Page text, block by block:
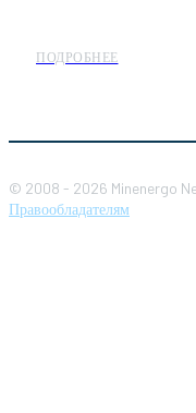
ПОДРОБНЕЕ
© 2008 - 2026 Minenergo
Правообладателям